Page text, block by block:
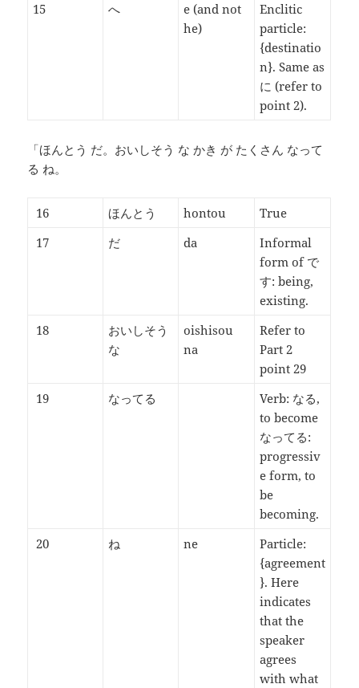
15
へ
e (and not
he)
Enclitic
particle:
{destinatio
n}. Same as
に (refer to
point 2).
「ほんとう だ。おいしそう な かき が たくさん なって
る ね。
16 ほんとう hontou
True
17
だ da
Informal
form of で
す: being,
existing.
18
おいしそう
な
oishisou
na
Refer to
Part 2
point 29
19
なってる
Verb: なる,
to become
なってる:
progressiv
e form, to
be
becoming.
20
ね ne
Particle:
{agreement
}. Here
indicates
that the
speaker
agrees
with what